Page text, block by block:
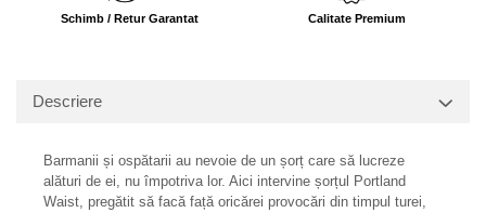
Schimb / Retur Garantat Calitate Premium
Descriere
Barmanii și ospătarii au nevoie de un șorț care să lucreze
alături de ei, nu împotriva lor. Aici intervine șorțul Portland
Waist, pregătit să facă față oricărei provocări din timpul turei,